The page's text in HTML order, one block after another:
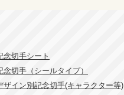
切手シート
切手（シールタイプ）
イン別記念切手(キャラクター等)